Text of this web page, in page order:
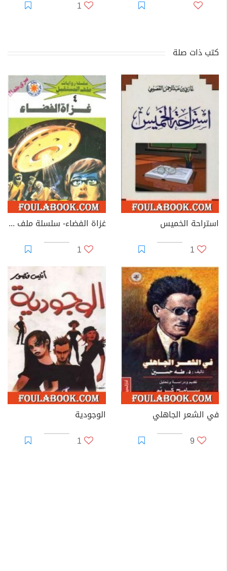
1
كتب ذات صلة
استراحة الخميس
1
غزاة الفضاء- سلسلة ملف المستقبل
1
في الشعر الجاهلي
9
الوجودية
1